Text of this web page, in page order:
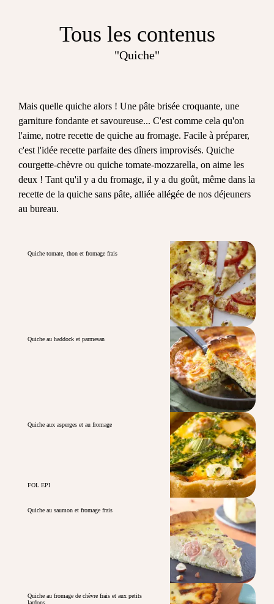
Tous les contenus
"Quiche"
Mais quelle quiche alors ! Une pâte brisée croquante, une
garniture fondante et savoureuse... C'est comme cela qu'on
l'aime, notre recette de quiche au fromage. Facile à préparer,
c'est l'idée recette parfaite des dîners improvisés. Quiche
courgette-chèvre ou quiche tomate-mozzarella, on aime les
deux ! Tant qu'il y a du fromage, il y a du goût, même dans la
recette de la quiche sans pâte, alliée allégée de nos déjeuners
au bureau.
Quiche tomate, thon et fromage frais
Quiche au haddock et parmesan
Quiche aux asperges et au fromage
FOL EPI
Quiche au saumon et fromage frais
Quiche au fromage de chèvre frais et aux petits
lardons